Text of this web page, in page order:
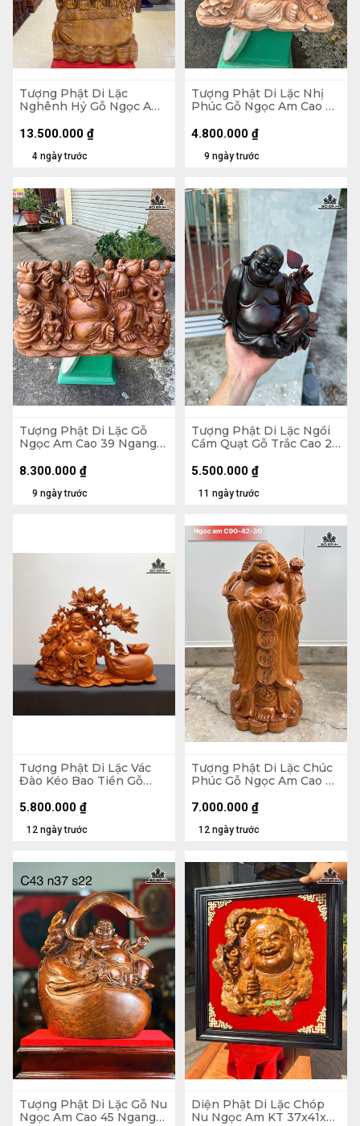
Tượng Phật Di Lặc
Nghênh Hỷ Gỗ Ngọc Am
(cm)
4 ngày trước
13.500.000 ₫
Tượng Phật Di Lặc Nhị
Phúc Gỗ Ngọc Am Cao 30
9 ngày trước
4.800.000 ₫
Tượng Phật Di Lặc Gỗ
Ngọc Am Cao 39 Ngang
9 ngày trước
8.300.000 ₫
Tượng Phật Di Lặc Ngồi
Cầm Quạt Gỗ Trắc Cao 20
11 ngày trước
5.500.000 ₫
Tượng Phật Di Lặc Vác
Đào Kéo Bao Tiền Gỗ
Sâu 18 (cm)
12 ngày trước
5.800.000 ₫
Tượng Phật Di Lặc Chúc
Phúc Gỗ Ngọc Am Cao 90
12 ngày trước
7.000.000 ₫
Tượng Phật Di Lặc Gỗ Nu
Ngọc Am Cao 45 Ngang
Diện Phật Di Lặc Chóp
Nu Ngọc Am KT 37x41x7